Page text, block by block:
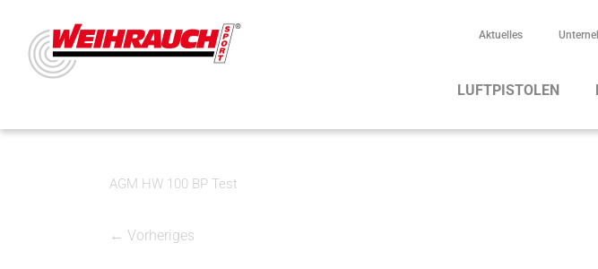
Aktuelles
LUFTPISTOLEN
AGM HW 100 BP Test
← Vorheriges